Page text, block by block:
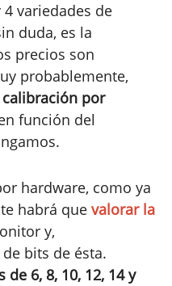
variedades de
duda, es la
precios son
probablemente,
por
función del
hardware, como ya
habrá que valorar la
y,
bits de ésta.
de 6, 8, 10, 12, 14 y